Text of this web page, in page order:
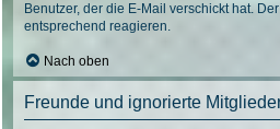
Benutzer, der die E-Mail verschickt hat.
entsprechend reagieren.
Nach oben
Freunde und ignorierte